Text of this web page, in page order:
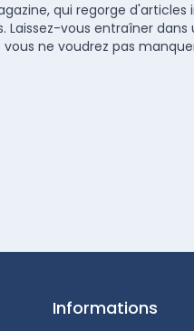
qui regorge d'articles
vous entraîner dans
ne voudrez pas
Informations